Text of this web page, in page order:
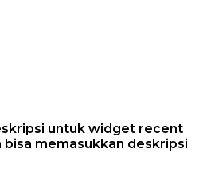
untuk widget recent
memasukkan deskripsi